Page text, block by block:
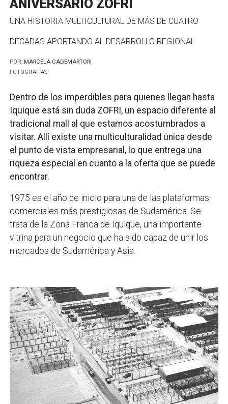
ANIVERSARIO ZOFRI
UNA HISTORIA MULTICULTURAL DE MÁS DE CUATRO
DÉCADAS APORTANDO AL DESARROLLO REGIONAL
POR: MARCELA CADEMARTORI
FOTOGRAFÍAS:
Dentro de los imperdibles para quienes llegan hasta
Iquique está sin duda ZOFRI, un espacio diferente al
tradicional mall al que estamos acostumbrados a
visitar. Allí existe una multiculturalidad única desde
el punto de vista empresarial, lo que entrega una
riqueza especial en cuanto a la oferta que se puede
encontrar.
1975 es el año de inicio para una de las plataformas
comerciales más prestigiosas de Sudamérica. Se
trata de la Zona Franca de Iquique, una importante
vitrina para un negocio que ha sido capaz de unir los
mercados de Sudamérica y Asia.